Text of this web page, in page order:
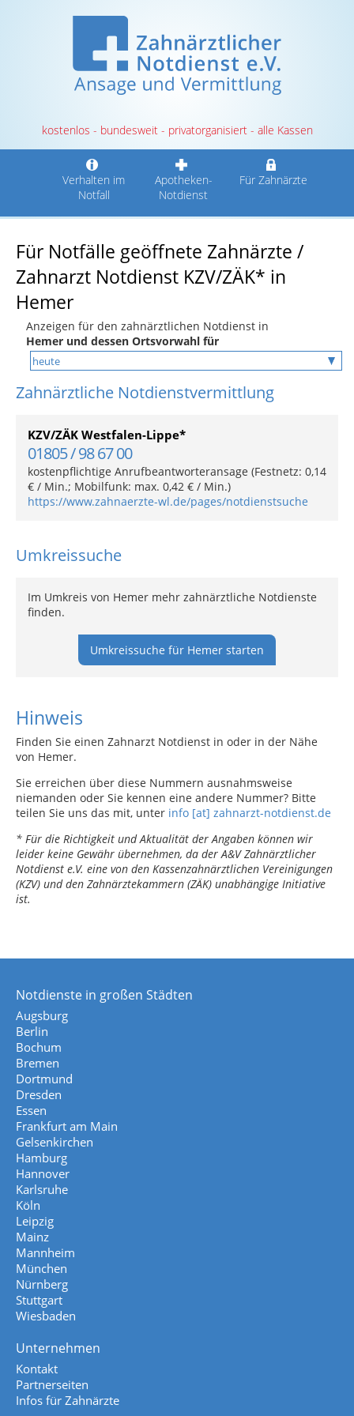
kostenlos - bundesweit - privatorganisiert - alle Kassen
Verhalten im
Notfall
Apotheken-
Notdienst
Für Zahnärzte
Für Notfälle geöffnete Zahnärzte /
Zahnarzt Notdienst KZV/ZÄK* in
Hemer
Anzeigen für den zahnärztlichen Notdienst in
Hemer und dessen Ortsvorwahl für
Zahnärztliche Notdienstvermittlung
KZV/ZÄK Westfalen-Lippe*
01805 / 98 67 00
kostenpflichtige Anrufbeantworteransage (Festnetz: 0,14
€ / Min.; Mobilfunk: max. 0,42 € / Min.)
https://www.zahnaerzte-wl.de/pages/notdienstsuche
Umkreissuche
Im Umkreis von Hemer mehr zahnärztliche Notdienste
finden.
Umkreissuche für Hemer starten
Hinweis
Finden Sie einen Zahnarzt Notdienst in oder in der Nähe
von Hemer.
Sie erreichen über diese Nummern ausnahmsweise
niemanden oder Sie kennen eine andere Nummer? Bitte
teilen Sie uns das mit, unter info [at] zahnarzt-notdienst.de
* Für die Richtigkeit und Aktualität der Angaben können wir
leider keine Gewähr übernehmen, da der A&V Zahnärztlicher
Notdienst e.V. eine von den Kassenzahnärztlichen Vereinigungen
(KZV) und den Zahnärztekammern (ZÄK) unabhängige Initiative
ist.
Notdienste in großen Städten
Augsburg
Berlin
Bochum
Bremen
Dortmund
Dresden
Essen
Frankfurt am Main
Gelsenkirchen
Hamburg
Hannover
Karlsruhe
Köln
Leipzig
Mainz
Mannheim
München
Nürnberg
Stuttgart
Wiesbaden
Unternehmen
Kontakt
Partnerseiten
Infos für Zahnärzte